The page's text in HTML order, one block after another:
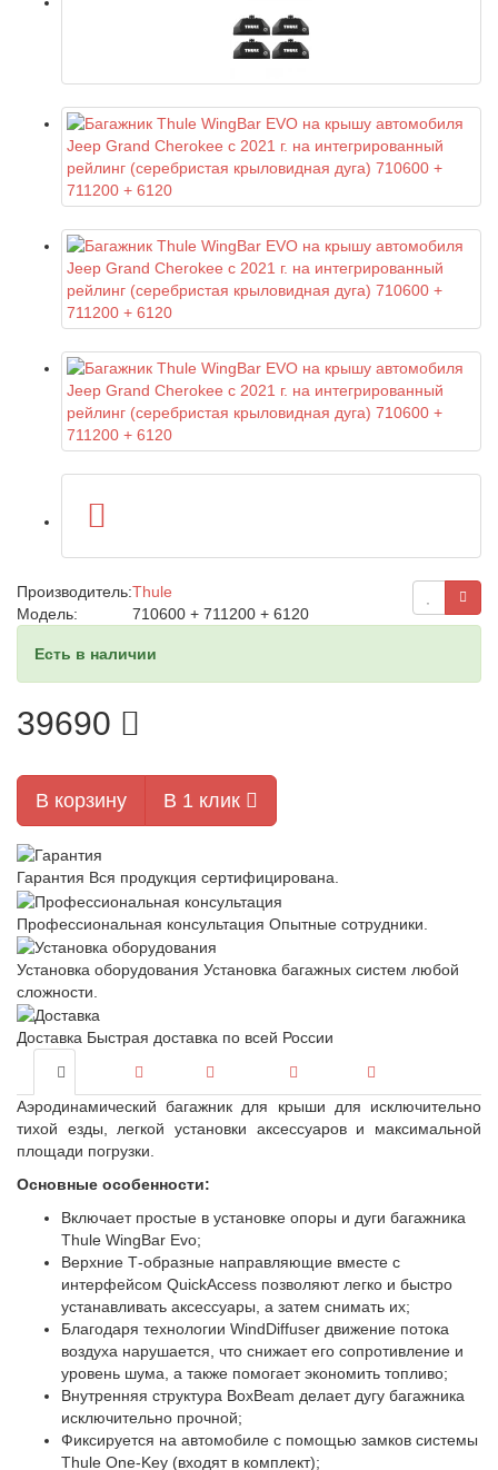
Производитель:Thule
Модель:
710600 + 711200 + 6120
Есть в наличии
39690
В корзину В 1 клик
Гарантия Вся продукция сертифицирована.
Профессиональная консультация Опытные сотрудники.
Установка оборудования Установка багажных систем любой
сложности.
Доставка Быстрая доставка по всей России
Аэродинамический багажник для крыши для исключительно
тихой езды, легкой установки аксессуаров и максимальной
площади погрузки.
Основные особенности:
Включает простые в установке опоры и дуги багажника
Thule WingBar Evo;
Верхние Т-образные направляющие вместе с
интерфейсом QuickAccess позволяют легко и быстро
устанавливать аксессуары, а затем снимать их;
Благодаря технологии WindDiffuser движение потока
воздуха нарушается, что снижает его сопротивление и
уровень шума, а также помогает экономить топливо;
Внутренняя структура BoxBeam делает дугу багажника
исключительно прочной;
Фиксируется на автомобиле с помощью замков системы
Thule One-Key (входят в комплект);